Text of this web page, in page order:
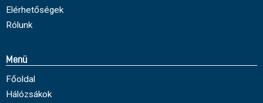
Elérhetőségek
Rólunk
Menü
Főoldal
Hálózsákok